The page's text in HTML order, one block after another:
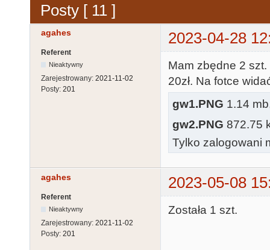
Posty [ 11 ]
agahes 2023-04-28
Referent
Nieaktywny
Zarejestrowany: 2021-11-02
Posty: 201
Mam zbędne 2
20zł. Na fotce
gw1.PNG 1.14
gw2.PNG 872.75
Tylko zalogowani
agahes 2023-05-08
Referent
Nieaktywny
Zarejestrowany: 2021-11-02
Posty: 201
Została 1 szt.